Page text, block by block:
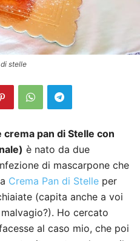
stelle
pan di Stelle con
è nato da due
di mascarpone che
Crema Pan di Stelle per
(capita anche a voi
Ho cercato
al caso mio, che poi